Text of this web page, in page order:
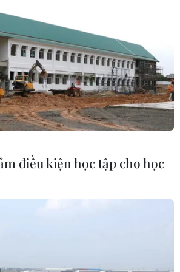
Phòng 2026:
mới, khát vọng
Xem thêm
điều kiện học tập cho học